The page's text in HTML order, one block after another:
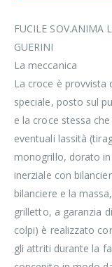
FUCILE SOV.ANIMA
GUERINI
La meccanica
La croce è provvista
speciale, posto sul
e la croce stessa
eventuali lassità
monogrillo, dorato
inerziale con
bilanciere e la
grilletto, a garanzia
colpi) è realizzato
gli attriti durante la